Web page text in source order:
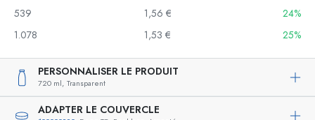
539
1,56 €
24%
1.078
1,53 € 25%
PERSONNALISER LE PRODUIT
720 ml, Transparent
ADAPTER LE COUVERCLE